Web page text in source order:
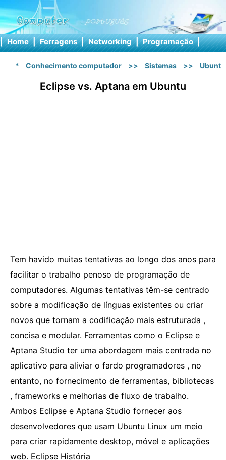
| Home | Ferragens | Networking | Programação |
* Conhecimento computador >> Sistemas >> Ubuntu
Eclipse vs. Aptana em Ubuntu
Tem havido muitas tentativas ao longo dos anos para
facilitar o trabalho penoso de programação de
computadores. Algumas tentativas têm-se centrado
sobre a modificação de línguas existentes ou criar
novos que tornam a codificação mais estruturada ,
concisa e modular. Ferramentas como o Eclipse e
Aptana Studio ter uma abordagem mais centrada no
aplicativo para aliviar o fardo programadores , no
entanto, no fornecimento de ferramentas, bibliotecas
, frameworks e melhorias de fluxo de trabalho.
Ambos Eclipse e Aptana Studio fornecer aos
desenvolvedores que usam Ubuntu Linux um meio
para criar rapidamente desktop, móvel e aplicações
web. Eclipse História